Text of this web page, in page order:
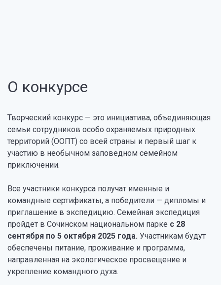
О конкурсе
Творческий конкурс — это инициатива, объединяющая
семьи сотрудников особо охраняемых природных
территорий (ООПТ) со всей страны и первый шаг к
участию в необычном заповедном семейном
приключении.
Все участники конкурса получат именные и
командные сертификаты, а победители — дипломы и
приглашение в экспедицию. Семейная экспедиция
пройдет в Сочинском национальном парке с 28
сентября по 5 октября 2025 года. Участникам будут
обеспечены питание, проживание и программа,
направленная на экологическое просвещение и
укрепление командного духа.